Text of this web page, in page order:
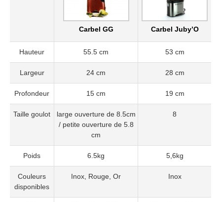
Carbel GG Carbel Juby’O
Hauteur 55.5 cm 53 cm
Largeur 24 cm 28 cm
Profondeur 15 cm 19 cm
Taille goulot
large ouverture de 8.5cm
/ petite ouverture de 5.8
cm
8
Poids 6.5kg 5,6kg
Couleurs
disponibles
Inox, Rouge, Or Inox